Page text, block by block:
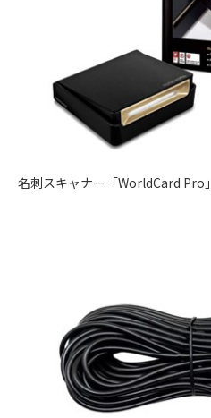
名刺スキャナー「WorldCard Pro」